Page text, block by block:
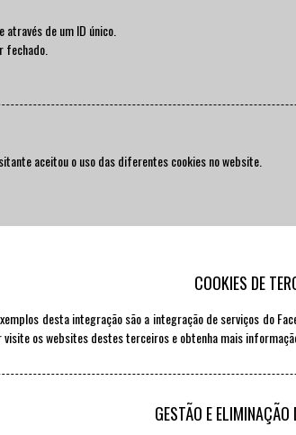
de um ID único.
fechado.
aceitou o uso das diferentes cookies no website.
COOKIES DE
desta integração são a integração de serviços do
os websites destes terceiros e obtenha mais
GESTÃO E ELIMINAÇÃO